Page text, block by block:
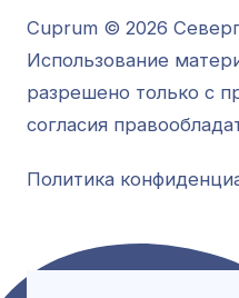
Cuprum © 2026
Использование
разрешено только с
согласия
Политика